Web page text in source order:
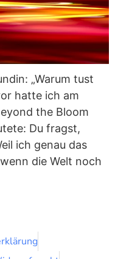
„Warum tust
hatte ich am
the Bloom
Du fragst,
ich genau das
die Welt noch